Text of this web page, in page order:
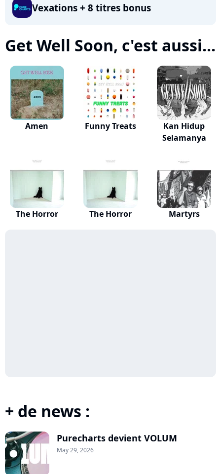
Vexations + 8 titres bonus
Get Well Soon, c'est aussi...
Amen Funny Treats
Kan Hidup
Selamanya
The Horror The Horror Martyrs
+ de news :
Purecharts devient VOLUM
May 29, 2026